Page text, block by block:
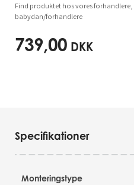
Find produktet hos vores
babydan/forhandlere
739,00 DKK
Specifikationer
Monteringstype